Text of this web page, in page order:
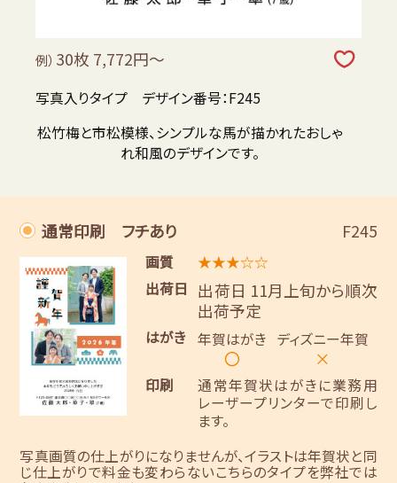
例） 30枚 7,772円～
写真入りタイプ デザイン番号：F245
松竹梅と市松模様、シンプルな馬が描かれたおしゃ
れ和風のデザインです。
通常印刷 フチあり F245
画質
★★★☆☆
出荷日
出荷日 11月上旬から順次
出荷予定
はがき 年賀はがき
〇
ディズニー年賀
×
印刷
通常年賀状はがきに業務用
レーザープリンターで印刷し
ます。
写真画質の仕上がりになりませんが、イラストは年賀状と同
じ仕上がりで料金も変わらないこちらのタイプを弊社では